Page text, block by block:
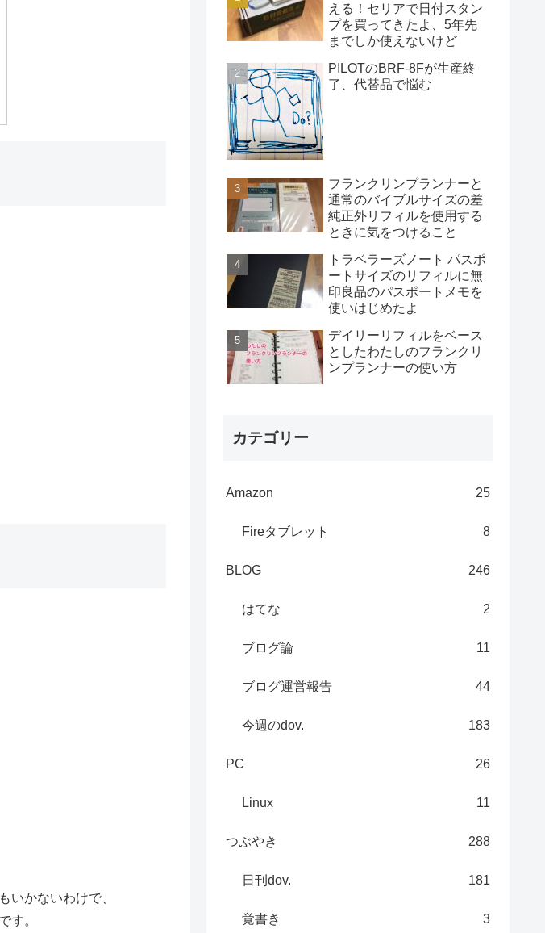
いかないわけで、
す。
える！セリアで日付スタン
プを買ってきたよ、5年先
までしか使えないけど
PILOTのBRF-8Fが生産終
了、代替品で悩む
フランクリンプランナーと
通常のバイブルサイズの差
純正外リフィルを使用する
ときに気をつけること
トラベラーズノート パスポ
ートサイズのリフィルに無
印良品のパスポートメモを
使いはじめたよ
デイリーリフィルをベース
としたわたしのフランクリ
ンプランナーの使い方
カテゴリー
Amazon 25
Fireタブレット 8
BLOG 246
はてな 2
ブログ論 11
ブログ運営報告 44
今週のdov. 183
PC 26
Linux 11
つぶやき 288
日刊dov. 181
覚書き 3